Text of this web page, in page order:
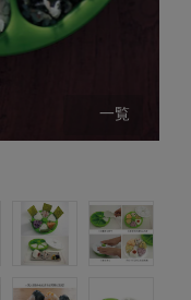
一覧